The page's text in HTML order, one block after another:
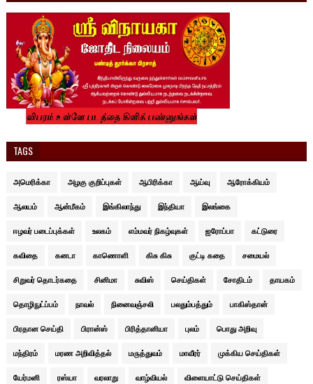
TAGS
அமெரிக்கா அழகு குறிப்புகள் ஆபிரிக்கா ஆய்வு ஆரோக்கியம்
ஆலயம் ஆன்மீகம் இங்கிலாந்து இந்தியா இலங்கை
ஈழவர் படைப்புக்கள் உலகம் எம்மவர் நிகழ்வுகள் ஐரோப்பா கட்டுரை
கவிதை கனடா காணொளி கிசு கிசு குட்டி கதை சமையல்
சிறுவர் தொடர்கதை சினிமா சுவிஸ் செய்திகள் சோதிடம் தாயகம்
தொழிநுட்ப்பம் நாவல் நினைவஞ்சலி பலதும்பத்தும் பாகிஸ்தான்
பிரதான செய்தி பிரான்ஸ் பிரித்தானியா புலம் பொது அறிவு
மந்திரம் மரண அறிவித்தல் மருத்துவம் மாவீரர் முக்கிய செய்திகள்
யேர்மனி ரஸ்யா வரலாறு வாழ்வியல் விளையாட்டு செய்திகள்